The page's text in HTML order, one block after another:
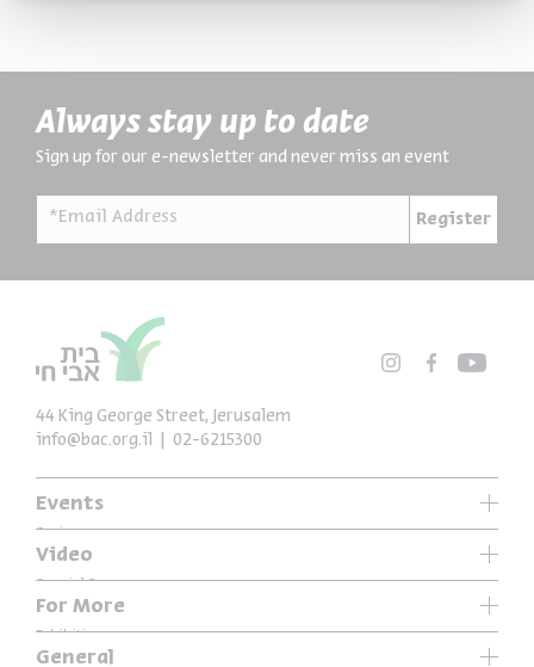
Always stay up to date
Sign up for our e-newsletter and never miss an event
*Email Address Register
Events
Video
For More
General
44 King George Street, Jerusalem
info@bac.org.il
02-6215300